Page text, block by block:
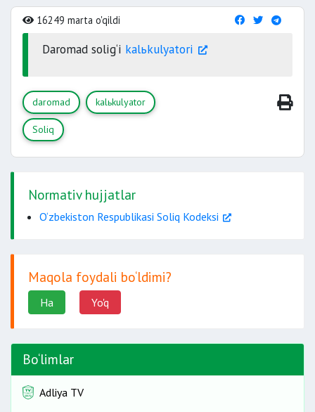
16249 marta o'qildi
Daromad solig‘i kalьkulyatori
daromad kalьkulyator
Soliq
Normativ hujjatlar
O‘zbekiston Respublikasi Soliq Kodeksi
Maqola foydali bo‘ldimi?
Ha Yo'q
Bo‘limlar
Adliya TV